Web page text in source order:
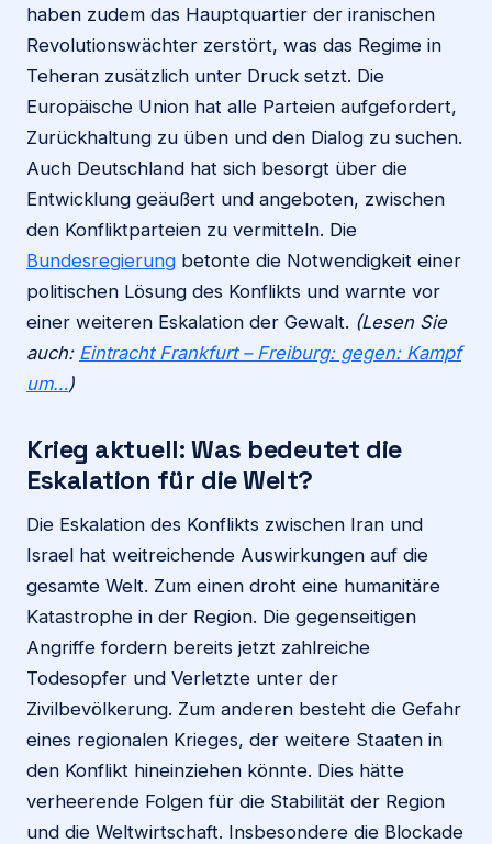
haben zudem das Hauptquartier der iranischen
Revolutionswächter zerstört, was das Regime in
Teheran zusätzlich unter Druck setzt. Die
Europäische Union hat alle Parteien aufgefordert,
Zurückhaltung zu üben und den Dialog zu suchen.
Auch Deutschland hat sich besorgt über die
Entwicklung geäußert und angeboten, zwischen
den Konfliktparteien zu vermitteln. Die
Bundesregierung betonte die Notwendigkeit einer
politischen Lösung des Konflikts und warnte vor
einer weiteren Eskalation der Gewalt. (Lesen Sie
auch: Eintracht Frankfurt – Freiburg: gegen: Kampf
um…)
Krieg aktuell: Was bedeutet die
Eskalation für die Welt?
Die Eskalation des Konflikts zwischen Iran und
Israel hat weitreichende Auswirkungen auf die
gesamte Welt. Zum einen droht eine humanitäre
Katastrophe in der Region. Die gegenseitigen
Angriffe fordern bereits jetzt zahlreiche
Todesopfer und Verletzte unter der
Zivilbevölkerung. Zum anderen besteht die Gefahr
eines regionalen Krieges, der weitere Staaten in
den Konflikt hineinziehen könnte. Dies hätte
verheerende Folgen für die Stabilität der Region
und die Weltwirtschaft. Insbesondere die Blockade